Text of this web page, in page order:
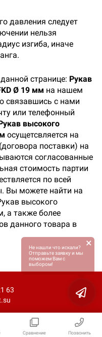
Сравнение Позвонить
давления следует
нельзя
изгиба, иначе
странице: Рукав
Ø 19 мм на нашем
связавшись с нами
или телефонный
высокого
осущетсвляется на
поставки) на
согласованные
стоимость партии
по всей
Вы можете найти на
высокого
а также более
данного товара в
63
Не нашли что искали?
Отправьте заявку и мы
поможем Вам с
выбором!
×